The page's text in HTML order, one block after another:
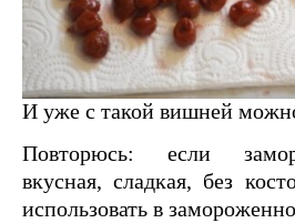
И уже с такой вишней
Повторюсь: если
вкусная, сладкая, без
использовать в